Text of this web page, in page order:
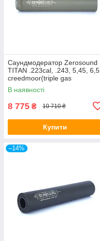
Саундмодератор Zerosound
TITAN .223cal, .243, 5,45, 6,5
creedmoor(triple gas
unloading system)
В наявності
8 775 ₴ 10 710 ₴
Купити
–14%